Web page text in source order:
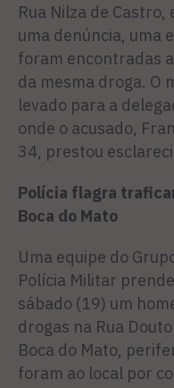
Rua Nilza de Castro,
uma denúncia, uma
foram encontradas
da mesma droga. O
levado para a
onde o acusado,
34, prestou
Polícia flagra
Boca do Mato
Uma equipe do
Polícia Militar
sábado (19) um
drogas na Rua
Boca do Mato,
foram ao local por